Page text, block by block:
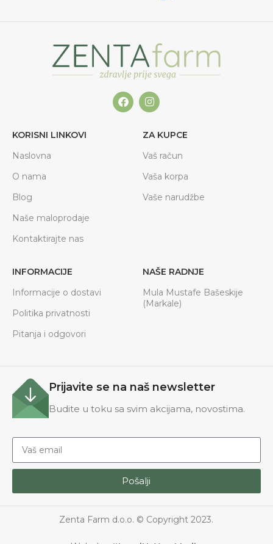
KORISNI LINKOVI
Naslovna
O nama
Blog
Naše maloprodaje
Kontaktirajte nas
ZA KUPCE
Vaš račun
Vaša korpa
Vaše narudžbe
INFORMACIJE
Informacije o dostavi
Politika privatnosti
Pitanja i odgovori
NAŠE RADNJE
Mula Mustafe Bašeskije
(Markale)
Prijavite se na naš newsletter
Budite u toku sa svim akcijama, novostima.
Pošalji
Zenta Farm d.o.o. © Copyright 2023.